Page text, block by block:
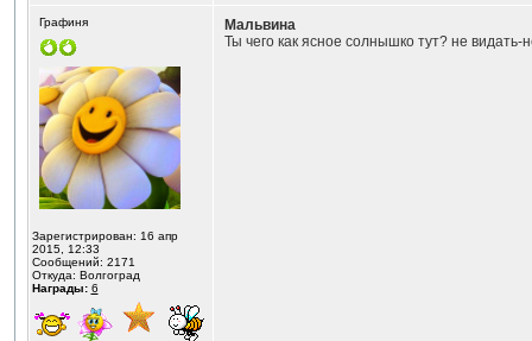
Графиня
Зарегистрирован: 16 апр
2015, 12:33
Сообщений: 2171
Откуда: Волгоград
Награды: 6
Мальвина
Ты чего как ясное солнышко тут? не видать-